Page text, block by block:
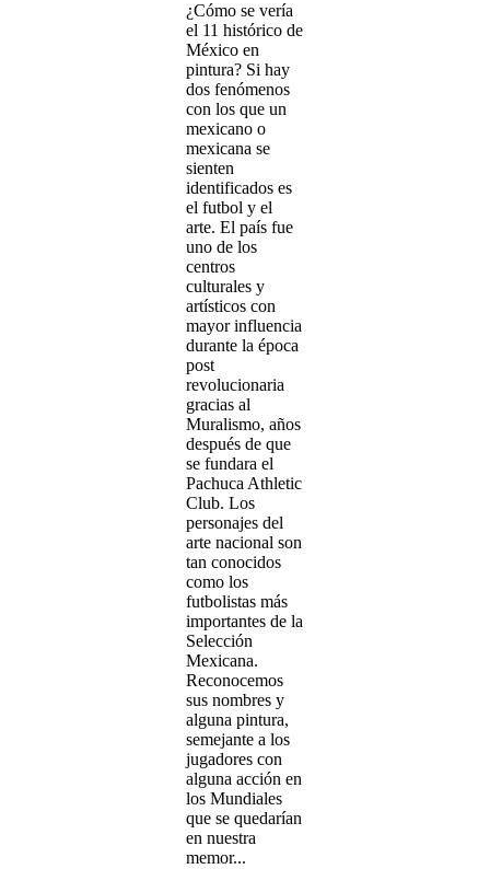
¿Cómo se vería
el 11 histórico de
México en
pintura? Si hay
dos fenómenos
con los que un
mexicano o
mexicana se
sienten
identificados es
el futbol y el
arte. El país fue
uno de los
centros
culturales y
artísticos con
mayor influencia
durante la época
post
revolucionaria
gracias al
Muralismo, años
después de que
se fundara el
Pachuca Athletic
Club. Los
personajes del
arte nacional son
tan conocidos
como los
futbolistas más
importantes de la
Selección
Mexicana.
Reconocemos
sus nombres y
alguna pintura,
semejante a los
jugadores con
alguna acción en
los Mundiales
que se quedarían
en nuestra
memor...